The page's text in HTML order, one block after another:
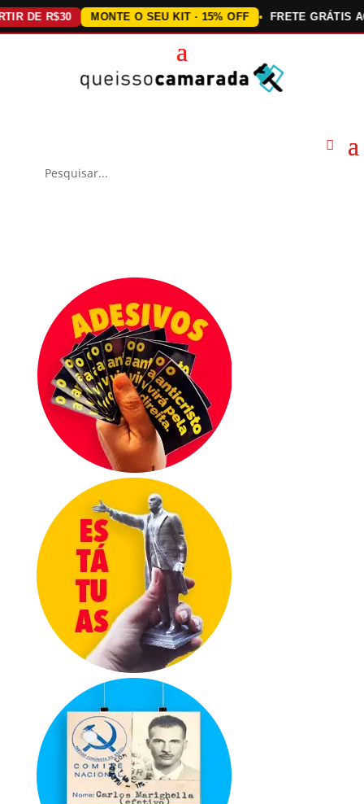
R$30 MONTE O SEU KIT · 15% OFF FRETE GRÁTIS ACIMA